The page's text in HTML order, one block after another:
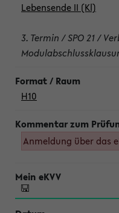
Lebensende II (Kl)
3. Termin / SPO 21 /
H10
Anmeldung über das